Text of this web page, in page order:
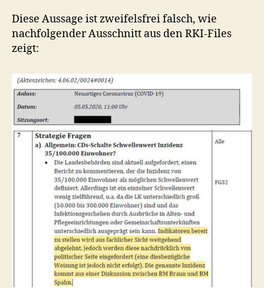
Diese Aussage ist zweifelsfrei falsch, wie
nachfolgender Ausschnitt aus den RKI-Files
zeigt: